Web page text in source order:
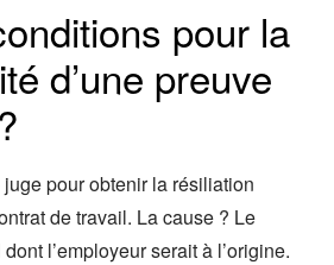
pour la
d’une preuve
pour obtenir la résiliation
de travail. La cause ? Le
l’employeur serait à l’origine.